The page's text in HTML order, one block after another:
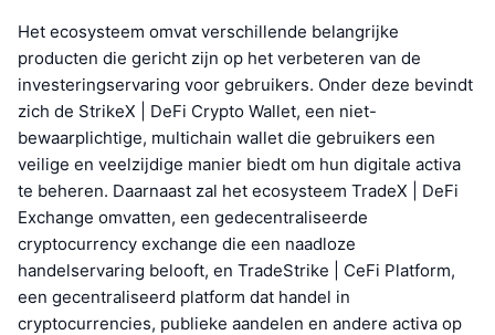
Het ecosysteem omvat verschillende belangrijke
producten die gericht zijn op het verbeteren van de
investeringservaring voor gebruikers. Onder deze bevindt
zich de StrikeX | DeFi Crypto Wallet, een niet-
bewaarplichtige, multichain wallet die gebruikers een
veilige en veelzijdige manier biedt om hun digitale activa
te beheren. Daarnaast zal het ecosysteem TradeX | DeFi
Exchange omvatten, een gedecentraliseerde
cryptocurrency exchange die een naadloze
handelservaring belooft, en TradeStrike | CeFi Platform,
een gecentraliseerd platform dat handel in
cryptocurrencies, publieke aandelen en andere activa op